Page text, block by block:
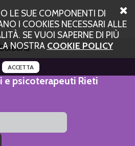
LE SUE COMPONENTI DI
I COOKIES NECESSARI ALLE
SE VUOI SAPERNE DI PIÙ
NOSTRA COOKIE POLICY
ACCETTA
Borbona
e psicoterapeuti Rieti